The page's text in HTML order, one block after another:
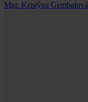
Mgr. Kristýna Gembalová